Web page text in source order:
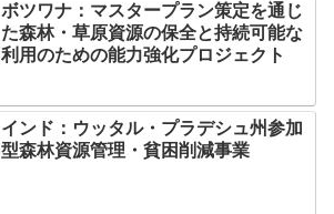
ボツワナ：マスタープラン策定を通じ
た森林・草原資源の保全と持続可能な
利用のための能力強化プロジェクト
インド：ウッタル・プラデシュ州参加
型森林資源管理・貧困削減事業